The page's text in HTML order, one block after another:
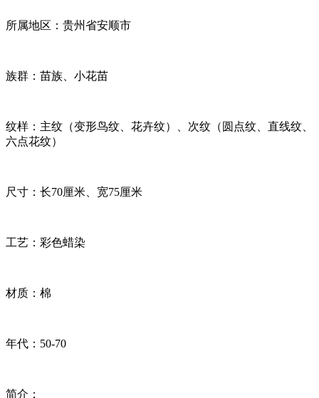
所属地区：贵州省安顺市
族群：苗族、小花苗
纹样：主纹（变形鸟纹、花卉纹）、次纹（圆点纹、直线纹、
六点花纹）
尺寸：长70厘米、宽75厘米
工艺：彩色蜡染
材质：棉
年代：50-70
简介：